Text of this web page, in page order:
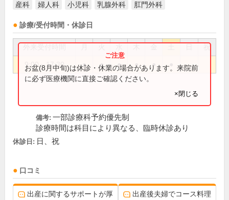
産科 婦人科 小児科 乳腺外科 肛門外科
診療/受付時間・休診日
祝
9:00～17:30 ● ● ● ● ●
お盆(8月中旬)は休診・休業の場合があります。来院前
に必ず医療機関に直接ご確認ください。
×閉じる
備考: 一部診療科予約優先制
診療時間は科目により異なる、臨時休診あり
休診日: 日、祝
口コミ
出産に関するサポートが厚
出産後夫婦でコース料理